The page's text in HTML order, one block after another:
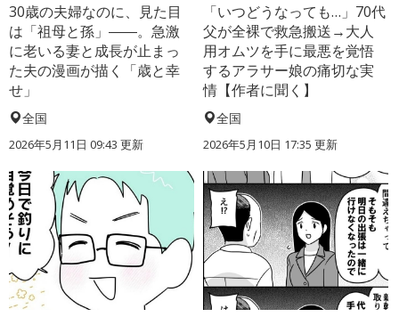
30歳の夫婦なのに、見た目
は「祖母と孫」――。急激
に老いる妻と成長が止まっ
た夫の漫画が描く「歳と幸
せ」
全国
2026年5月11日 09:43 更新
「いつどうなっても…」70代
父が全裸で救急搬送→大人
用オムツを手に最悪を覚悟
するアラサー娘の痛切な実
情【作者に聞く】
全国
2026年5月10日 17:35 更新